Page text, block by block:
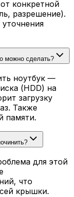
конкретной
разрешение).
можно сделать?
ноутбук —
(HDD) на
загрузку
Также
памяти.
для этой
что
крышки.